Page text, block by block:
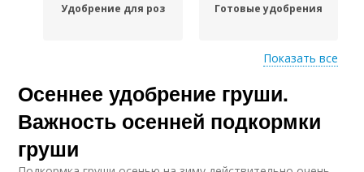
Удобрение для роз Готовые удобрения
Удобрения для роз Удобрение для газона
Показать все
Осеннее удобрение груши.
Важность осенней подкормки
груши